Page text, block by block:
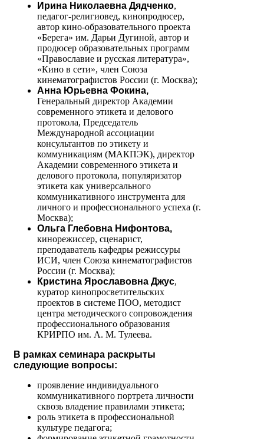
Ирина Николаевна Дядченко,
педагог-религиовед, кинопродюсер,
автор кино-образовательного проекта
«Берега» им. Дарьи Дугиной, автор и
продюсер образовательных программ
«Православие и русская литература»,
«Кино в сети», член Союза
кинематографистов России (г. Москва);
Анна Юрьевна Фокина,
Генеральный директор Академии
современного этикета и делового
протокола, Председатель
Международной ассоциации
консультантов по этикету и
коммуникациям (МАКПЭК), директор
Академии современного этикета и
делового протокола, популяризатор
этикета как универсального
коммуникативного инструмента для
личного и профессионального успеха (г.
Москва);
Ольга Глебовна Нифонтова,
кинорежиссер, сценарист,
преподаватель кафедры режиссуры
ИСИ, член Союза кинематографистов
России (г. Москва);
Кристина Ярославовна Джус,
куратор кинопросветительских
проектов в системе ПОО, методист
центра методического сопровождения
профессионального образования
КРИРПО им. А. М. Тулеева.
В рамках семинара раскрыты
следующие вопросы:
проявление индивидуального
коммуникативного портрета личности
сквозь владение правилами этикета;
роль этикета в профессиональной
культуре педагога;